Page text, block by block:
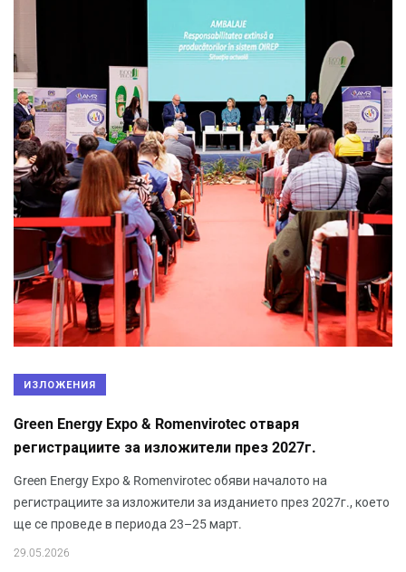
ИЗЛОЖЕНИЯ
Green Energy Expo & Romenvirotec отваря
регистрациите за изложители през 2027г.
Green Energy Expo & Romenvirotec обяви началото на
регистрациите за изложители за изданието през 2027г., което
ще се проведе в периода 23–25 март.
29.05.2026